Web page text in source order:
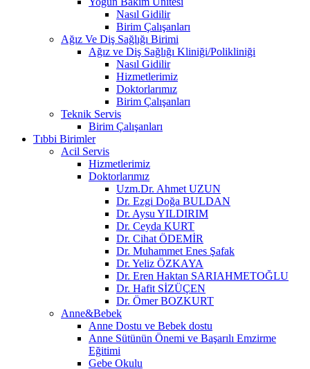
Nasıl Gidilir
Birim Çalışanları
Ağız Ve Diş Sağlığı Birimi
Ağız ve Diş Sağlığı Kliniği/Polikliniği
Nasıl Gidilir
Hizmetlerimiz
Doktorlarımız
Birim Çalışanları
Teknik Servis
Birim Çalışanları
Tıbbi Birimler
Acil Servis
Hizmetlerimiz
Doktorlarımız
Uzm.Dr. Ahmet UZUN
Dr. Ezgi Doğa BULDAN
Dr. Aysu YILDIRIM
Dr. Ceyda KURT
Dr. Cihat ÖDEMİR
Dr. Muhammet Enes Şafak
Dr. Yeliz ÖZKAYA
Dr. Eren Haktan SARIAHMETOĞLU
Dr. Hafit SİZÜÇEN
Dr. Ömer BOZKURT
Anne&Bebek
Anne Dostu ve Bebek dostu
Anne Sütünün Önemi ve Başarılı Emzirme
Eğitimi
Gebe Okulu